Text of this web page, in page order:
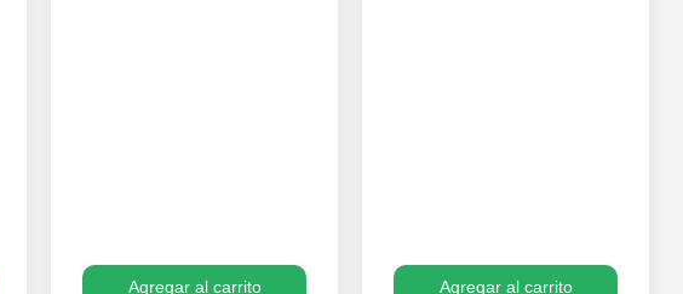
Agregar al carrito Agregar al carrito